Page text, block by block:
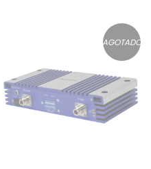
AGOTADO